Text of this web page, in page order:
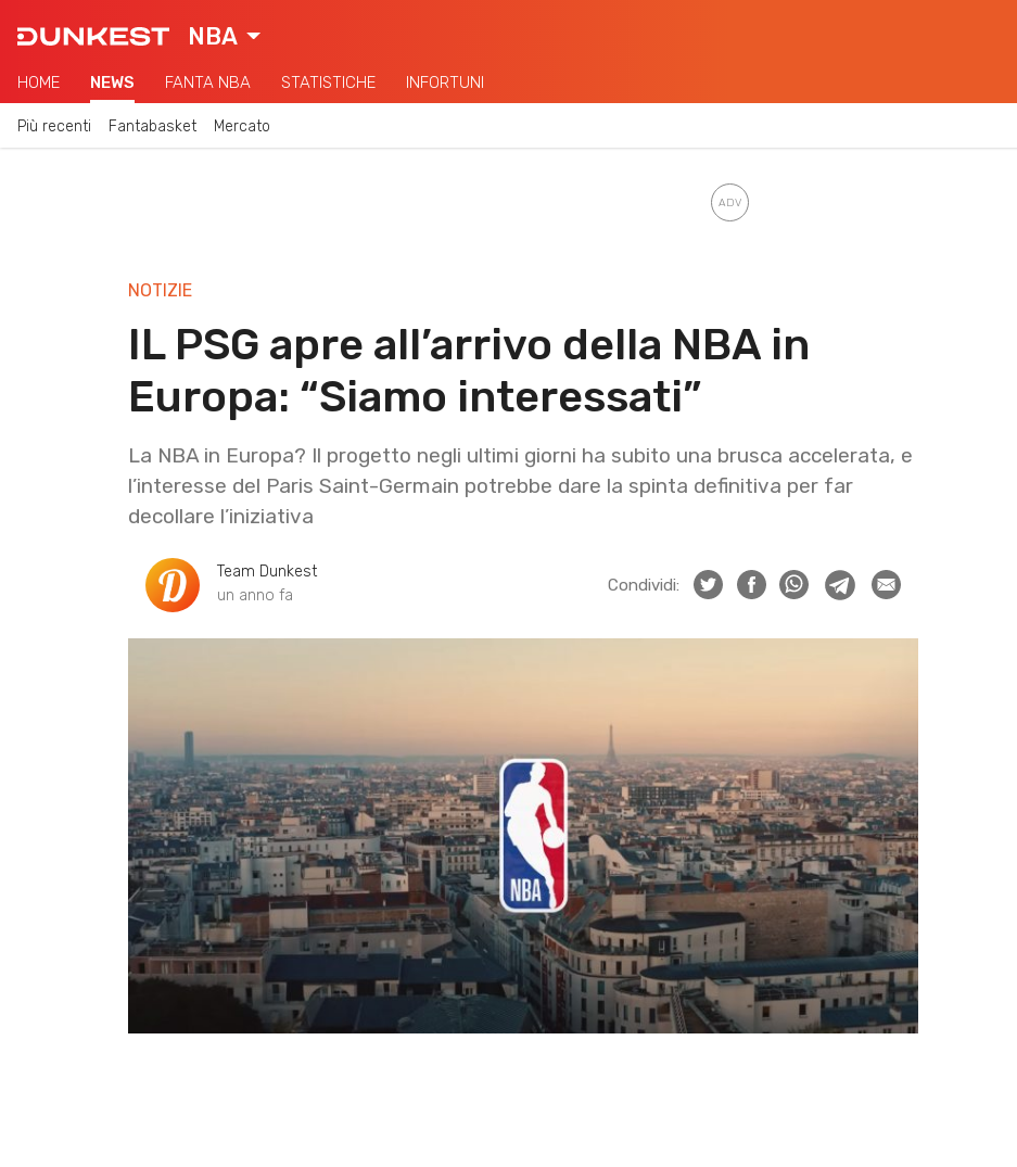
NBA
HOME NEWS FANTA NBA STATISTICHE INFORTUNI
Più recenti Fantabasket Mercato
NOTIZIE
IL PSG apre all’arrivo della NBA in
Europa: “Siamo interessati”
La NBA in Europa? Il progetto negli ultimi giorni ha subito una brusca accelerata, e
l’interesse del Paris Saint-Germain potrebbe dare la spinta definitiva per far
decollare l’iniziativa
Team Dunkest
un anno fa
Condividi: